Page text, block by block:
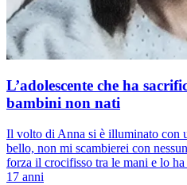
L’adolescente che ha
bambini non nati
Il volto di Anna si è illuminato con
bello, non mi scambierei con
forza il crocifisso tra le mani e lo
17 anni